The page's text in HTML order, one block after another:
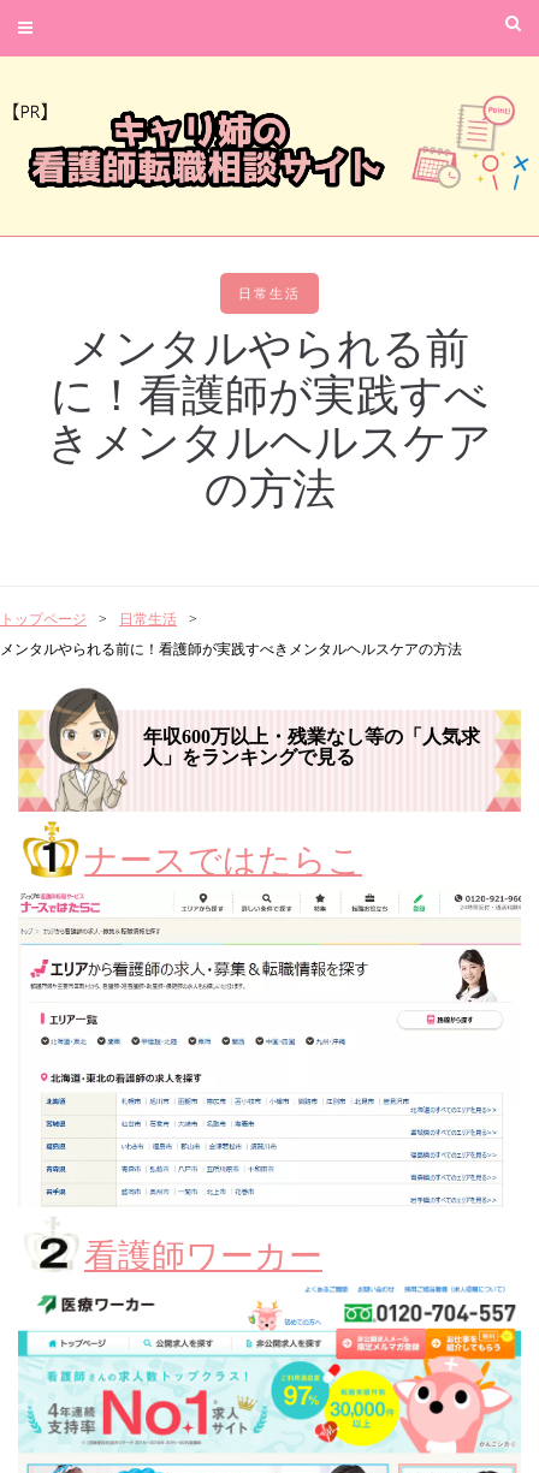
日常生活
メンタルやられる前
に！看護師が実践すべ
きメンタルヘルスケア
の方法
トップページ
日常生活
メンタルやられる前に！看護師が実践すべきメンタルヘルスケアの方法
年収600万以上・残業なし等の「人気求
人」をランキングで見る
ナースではたらこ
看護師ワーカー